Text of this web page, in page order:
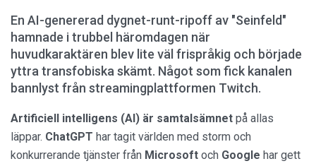
En AI-genererad dygnet-runt-ripoff av "Seinfeld"
hamnade i trubbel häromdagen när
huvudkaraktären blev lite väl frispråkig och började
yttra transfobiska skämt. Något som fick kanalen
bannlyst från streamingplattformen Twitch.
Artificiell intelligens (AI) är samtalsämnet på allas
läppar. ChatGPT har tagit världen med storm och
konkurrerande tjänster från Microsoft och Google har gett